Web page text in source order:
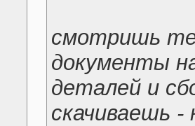
смотришь
документы
деталей и
скачиваешь -